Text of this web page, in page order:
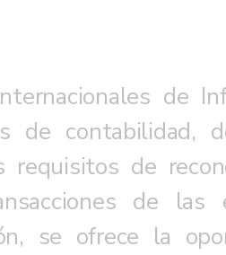
de
de
requisitos de
de las
se ofrece la